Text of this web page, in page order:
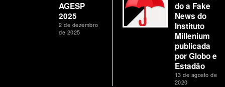
AGESP
2025
2 de dezembro
de 2025
do a Fake
News do
Instituto
Millenium
publicada
por Globo e
Estadão
13 de agosto de
2020